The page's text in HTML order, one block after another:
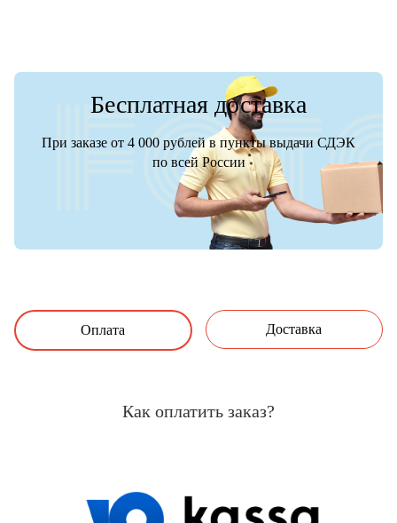
Бесплатная доставка
При заказе от 4 000 рублей в пункты выдачи СДЭК
по всей России
Оплата Доставка
Как оплатить заказ?